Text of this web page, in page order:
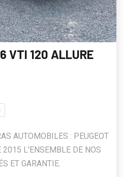
VTI 120 ALLURE
AUTOMOBILES : PEUGEOT
L'ENSEMBLE DE NOS
ET GARANTIE.